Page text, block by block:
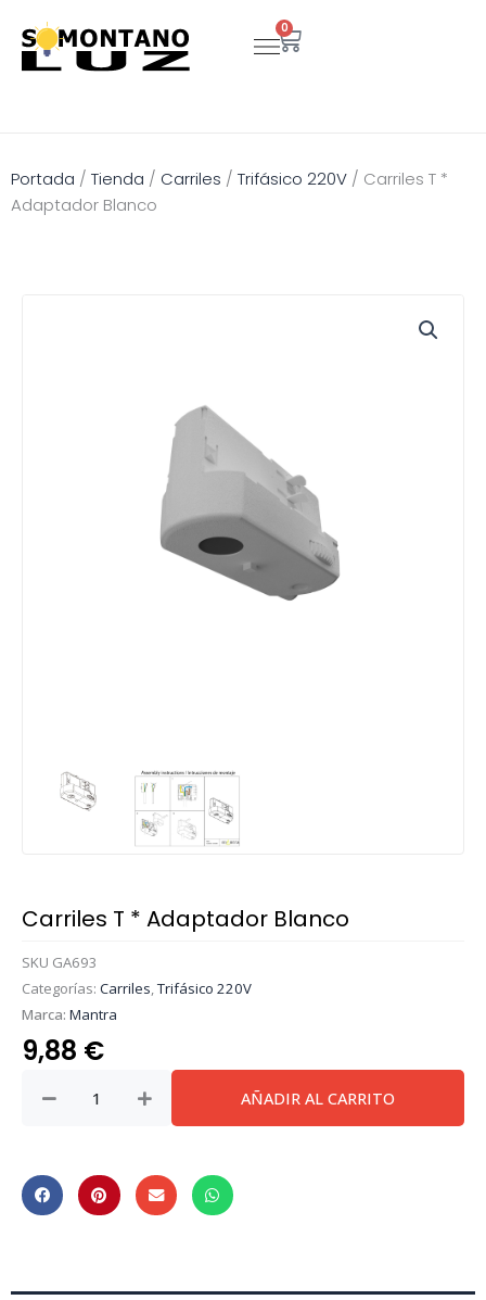
contenido
0
Carrito
Portada / Tienda / Carriles / Trifásico 220V / Carriles T *
Adaptador Blanco
Carriles T * Adaptador Blanco
SKU GA693
Categorías: Carriles,Trifásico 220V
Marca: Mantra
9,88 €
Blanco
cantidad
AÑADIR AL CARRITO